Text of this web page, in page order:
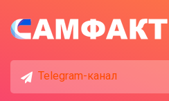
Telegram-канал